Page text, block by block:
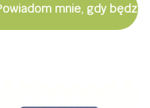
mnie, gdy